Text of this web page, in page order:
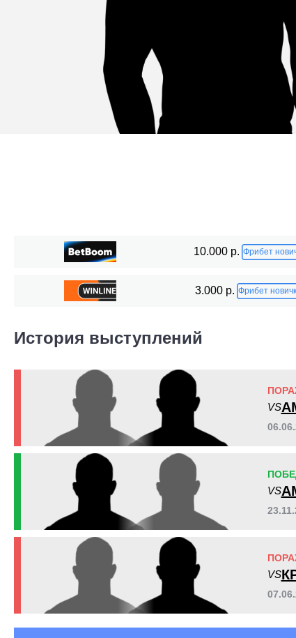
Статистика боев по организациям
Организация
4
10.000 р. Фрибет
3.000 р. Фрибет
История выступлений
VS
VS
VS